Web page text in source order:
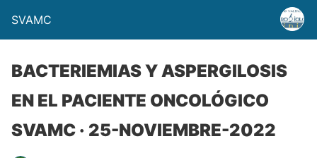
SVAMC
BACTERIEMIAS Y ASPERGILOSIS
EN EL PACIENTE ONCOLÓGICO
SVAMC · 25-NOVIEMBRE-2022